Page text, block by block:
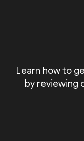
Learn how to
by reviewing